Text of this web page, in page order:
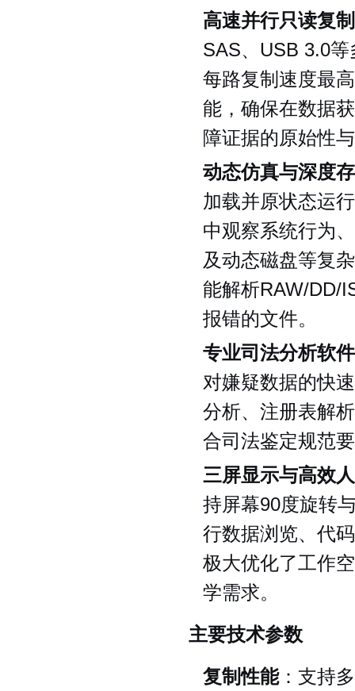
高速并行只读复
SAS、USB 3.0
每路复制速度最
能，确保在数据
障证据的原始性
动态仿真与深度
加载并原状态运
中观察系统行为
及动态磁盘等复
能解析RAW/DD/
报错的文件。
专业司法分析软
对嫌疑数据的快
分析、注册表解
合司法鉴定规范
三屏显示与高效
持屏幕90度旋转
行数据浏览、代
极大优化了工作
学需求。
主要技术参数
复制性能：支持